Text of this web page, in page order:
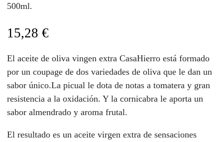
500ml.
15,28 €
El aceite de oliva vingen extra CasaHierro está formado
por un coupage de dos variedades de oliva que le dan un
sabor único.La picual le dota de notas a tomatera y gran
resistencia a la oxidación. Y la cornicabra le aporta un
sabor almendrado y aroma frutal.
El resultado es un aceite virgen extra de sensaciones